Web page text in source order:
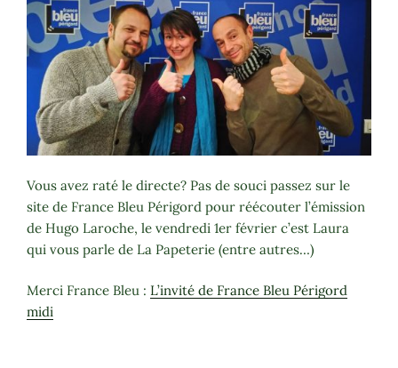
Vous avez raté le directe? Pas de souci passez sur le
site de France Bleu Périgord pour réécouter l’émission
de Hugo Laroche, le vendredi 1er février c’est Laura
qui vous parle de La Papeterie (entre autres…)
Merci France Bleu : L’invité de France Bleu Périgord
midi